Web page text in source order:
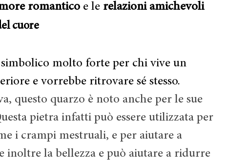
romantico e le relazioni amichevoli
cuore
molto forte per chi vive un
e vorrebbe ritrovare sé stesso.
questo quarzo è noto anche per le sue
pietra infatti può essere utilizzata per
i crampi mestruali, e per aiutare a
inoltre la bellezza e può aiutare a ridurre